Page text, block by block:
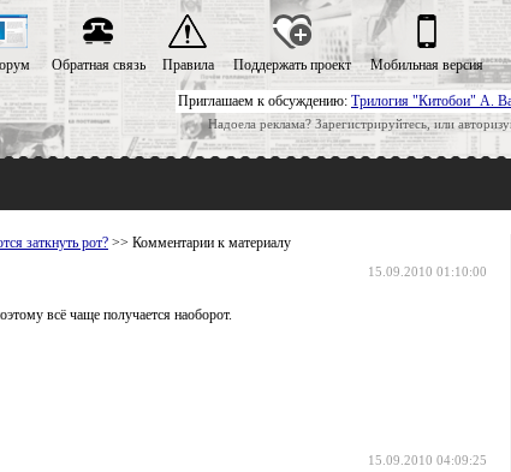
Приглашаем к обсуждению: Трилогия "Китобои" А.
Надоела реклама? Зарегистрируйтесь, или
Обратная связь Правила Поддержать проект Мобильная версия
заткнуть рот? >> Комментарии к материалу
15.09.2010 01:10:00
всё чаще получается наоборот.
15.09.2010 04:09:25